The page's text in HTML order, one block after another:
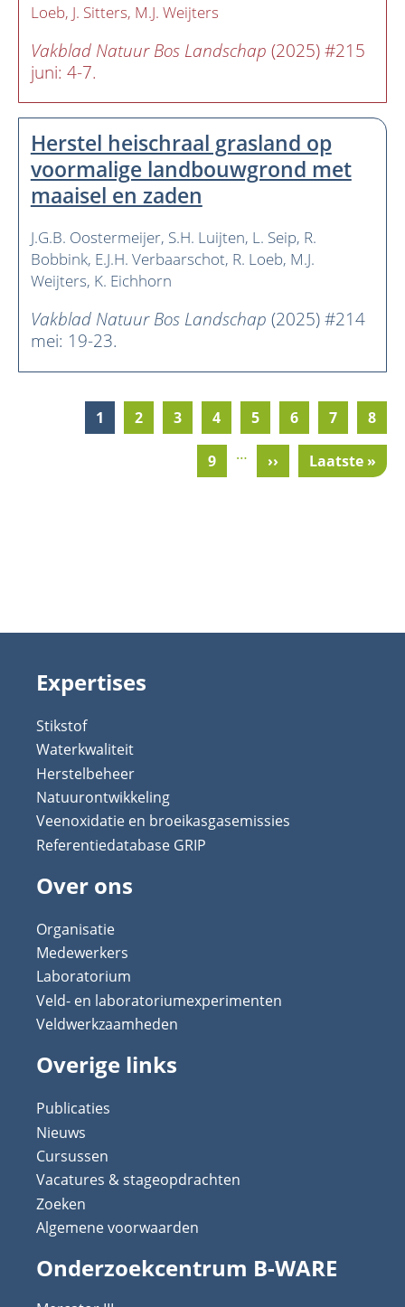
Loeb J. Sitters M.J. Weijters
Vakblad Natuur Bos Landschap (2025) #215
juni: 4-7.
Herstel heischraal grasland op
voormalige landbouwgrond met
maaisel en zaden
J.G.B. Oostermeijer S.H. Luijten L. Seip R.
Bobbink E.J.H. Verbaarschot R. Loeb M.J.
Weijters K. Eichhorn
Vakblad Natuur Bos Landschap (2025) #214
mei: 19-23.
Pagination
Current
page
1 Pagina
2 Pagina
3 Pagina
4 Pagina
5 Pagina
6 Pagina
7 8
Pagina
9 …
Next
page
››
Last
page
Laatste »
Expertises
Stikstof
Waterkwaliteit
Herstelbeheer
Natuurontwikkeling
Veenoxidatie en broeikasgasemissies
Referentiedatabase GRIP
Over ons
Organisatie
Medewerkers
Laboratorium
Veld- en laboratoriumexperimenten
Veldwerkzaamheden
Overige links
Publicaties
Nieuws
Cursussen
Vacatures & stageopdrachten
Zoeken
Algemene voorwaarden
Onderzoekcentrum B-WARE